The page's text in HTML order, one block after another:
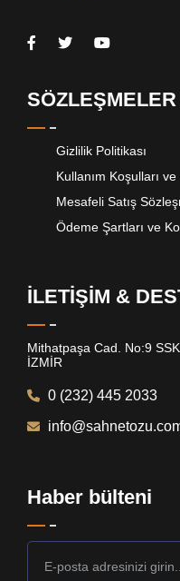
SÖZLEŞMELER
Gizlilik Politikası
Kullanım Koşulları
Mesafeli Satış
Ödeme Şartları ve
İLETİŞİM &
Mithatpaşa Cad. No:9
İZMİR
0 (232) 445 2033
Haber bülteni